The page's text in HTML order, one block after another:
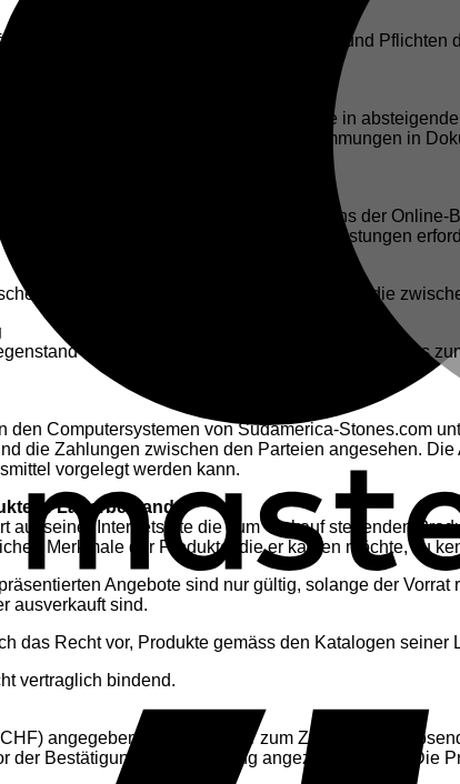
haben zum Ziel, die Rechte und
werden, festzulegen.
Vertragsdokumente gebildet, die in
von Widersprüchen zwischen den Bestimmungen in
treten am Tag des Absendens der
der unterzeichneten Güter und Dienstleistungen
stellt eine elektronische Unterschrift dar, die
einer Bestätigung per E-Mail, die spätestens
den Computersystemen von Sudamerica-Stones.com
die Zahlungen zwischen den Parteien angesehen.
vorgelegt werden kann.
/ Lagerbestand
auf seiner Internetseite die zum Verkauf stehenden
Merkmale der Produkte, die er kaufen möchte, zu
Angebote sind nur gültig, solange der
ausverkauft sind.
das Recht vor, Produkte gemäss den Katalogen seiner
vertraglich bindend.
angegeben und gelten nur zum Zeitpunkt der
der Bestätigung der Bestellung angezeigt werden. Die